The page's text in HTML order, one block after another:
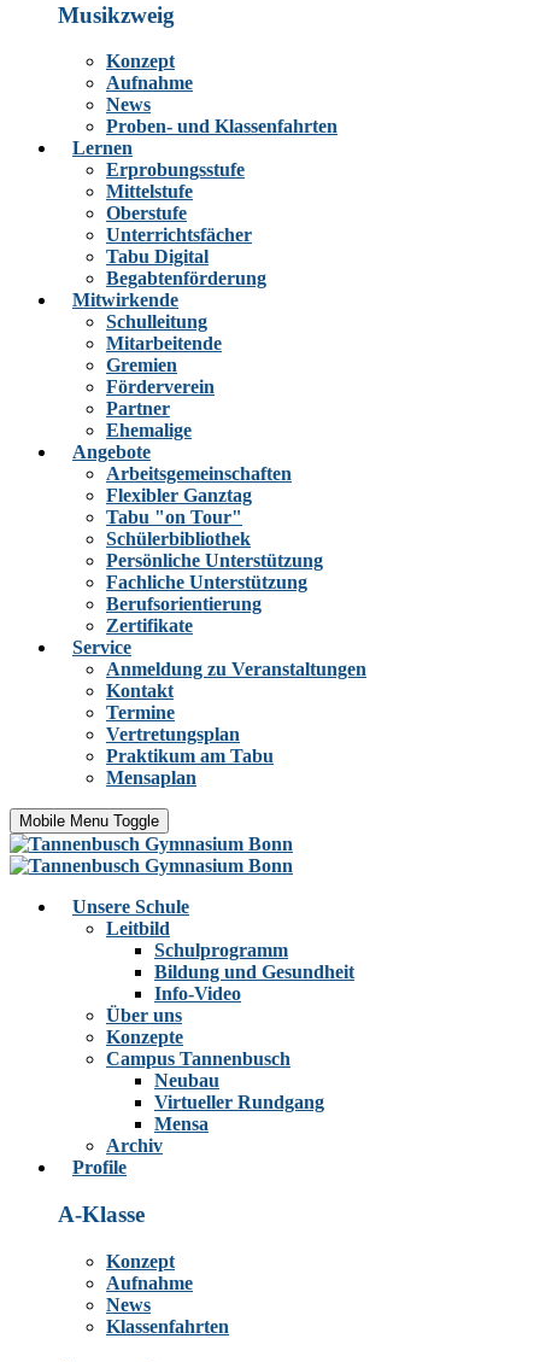
Musikzweig
Konzept
Aufnahme
News
Proben- und Klassenfahrten
Lernen
Erprobungsstufe
Mittelstufe
Oberstufe
Unterrichtsfächer
Tabu Digital
Begabtenförderung
Mitwirkende
Schulleitung
Mitarbeitende
Gremien
Förderverein
Partner
Ehemalige
Angebote
Arbeitsgemeinschaften
Flexibler Ganztag
Tabu "on Tour"
Schülerbibliothek
Persönliche Unterstützung
Fachliche Unterstützung
Berufsorientierung
Zertifikate
Service
Anmeldung zu Veranstaltungen
Kontakt
Termine
Vertretungsplan
Praktikum am Tabu
Mensaplan
Mobile Menu Toggle
Unsere Schule
Leitbild
Schulprogramm
Bildung und Gesundheit
Info-Video
Über uns
Konzepte
Campus Tannenbusch
Neubau
Virtueller Rundgang
Mensa
Archiv
Profile
A-Klasse
Konzept
Aufnahme
News
Klassenfahrten